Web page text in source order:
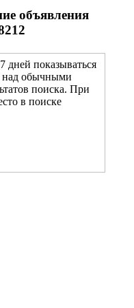
объявления
дней показываться
над обычными
поиска. При
в поиске